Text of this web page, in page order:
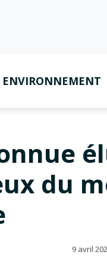
ENVIRONNEMENT
du
9 avril